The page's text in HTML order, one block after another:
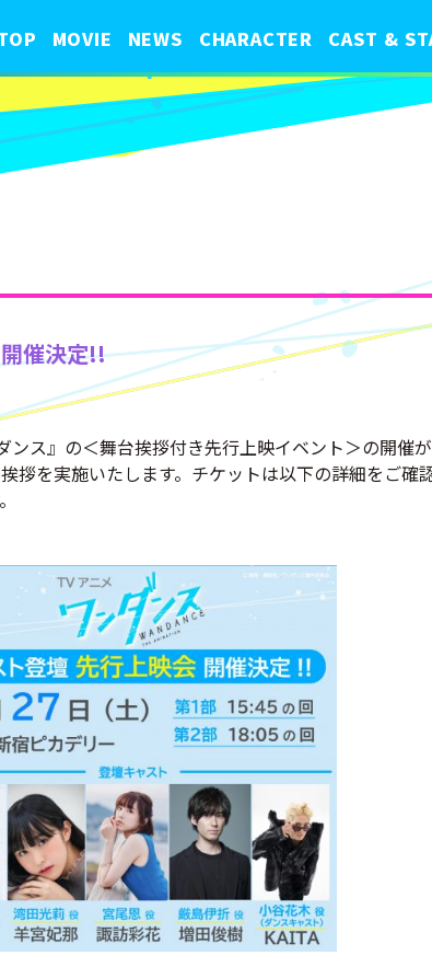
MOVIE NEWS CHARACTER CAST &
催決定!!
ス』の＜舞台挨拶付き先行上映イベント＞の開催
拶を実施いたします。チケットは以下の詳細をご確